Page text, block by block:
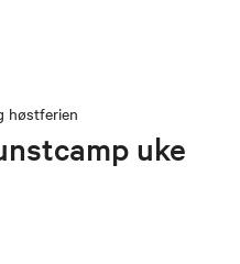
høstferien
uke